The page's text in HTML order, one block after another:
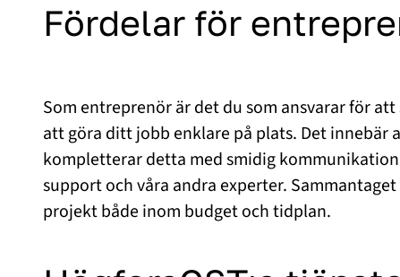
Fördelar för
Som entreprenör är det du som ansvarar för
att göra ditt jobb enklare på plats. Det innebär
kompletterar detta med smidig
support och våra andra experter.
projekt både inom budget och tidplan.